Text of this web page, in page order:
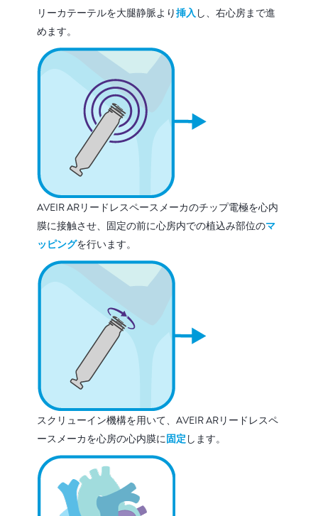
リーカテーテルを大腿静脈より挿入し、右心房まで進
めます。
AVEIR ARリードレスペースメーカのチップ電極を心内
膜に接触させ、固定の前に心房内での植込み部位のマ
ッピングを行います。
スクリューイン機構を用いて、AVEIR ARリードレスペ
ースメーカを心房の心内膜に固定します。